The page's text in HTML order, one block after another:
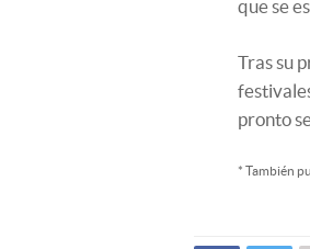
que se
Tras su
pronto
* También